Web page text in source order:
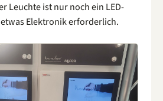
Leuchte ist nur noch ein LED-
Elektronik erforderlich.